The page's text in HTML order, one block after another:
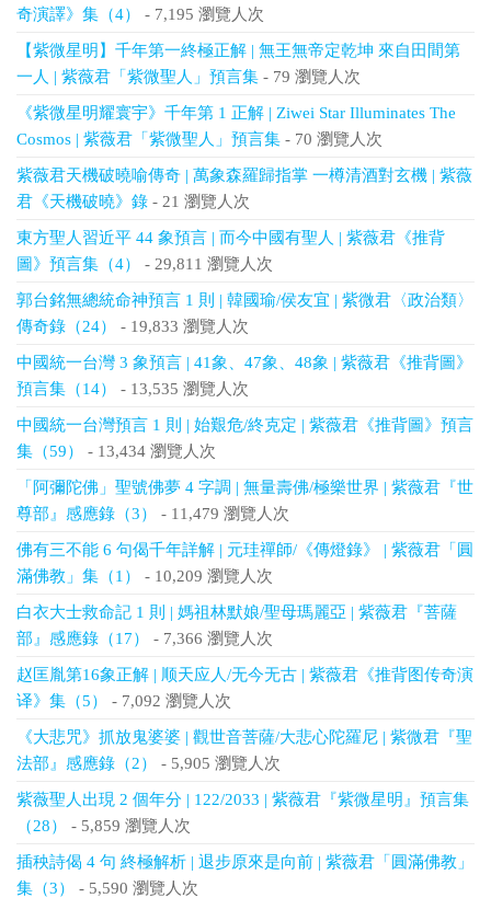
奇演譯》集（4）
- 7,195 瀏覽人次
【紫微星明】千年第一終極正解 | 無王無帝定乾坤 來自田間第
一人 | 紫薇君「紫微聖人」預言集 - 79 瀏覽人次
《紫微星明耀寰宇》千年第 1 正解 | Ziwei Star Illuminates The
Cosmos | 紫薇君「紫微聖人」預言集 - 70 瀏覽人次
紫薇君天機破曉喻傳奇 | 萬象森羅歸指掌 一樽清酒對玄機 | 紫薇
君《天機破曉》錄 - 21 瀏覽人次
東方聖人習近平 44 象預言 | 而今中國有聖人 | 紫薇君《推背
圖》預言集（4）
- 29,811 瀏覽人次
郭台銘無總統命神預言 1 則 | 韓國瑜/侯友宜 | 紫微君〈政治類〉
傳奇錄（24）
- 19,833 瀏覽人次
中國統一台灣 3 象預言 | 41象、47象、48象 | 紫薇君《推背圖》
預言集（14）
- 13,535 瀏覽人次
中國統一台灣預言 1 則 | 始艱危/終克定 | 紫薇君《推背圖》預言
集（59）
- 13,434 瀏覽人次
「阿彌陀佛」聖號佛夢 4 字調 | 無量壽佛/極樂世界 | 紫薇君『世
尊部』感應錄（3）
- 11,479 瀏覽人次
佛有三不能 6 句偈千年詳解 | 元珪禪師/《傳燈錄》 | 紫薇君「圓
滿佛教」集（1）
- 10,209 瀏覽人次
白衣大士救命記 1 則 | 媽祖林默娘/聖母瑪麗亞 | 紫薇君『菩薩
部』感應錄（17）
- 7,366 瀏覽人次
赵匡胤第16象正解 | 顺天应人/无今无古 | 紫薇君《推背图传奇演
译》集（5）
- 7,092 瀏覽人次
《大悲咒》抓放鬼婆婆 | 觀世音菩薩/大悲心陀羅尼 | 紫微君『聖
法部』感應錄（2）
- 5,905 瀏覽人次
紫薇聖人出現 2 個年分 | 122/2033 | 紫薇君『紫微星明』預言集
（28）
- 5,859 瀏覽人次
插秧詩偈 4 句 終極解析 | 退步原來是向前 | 紫薇君「圓滿佛教」
集（3）
- 5,590 瀏覽人次